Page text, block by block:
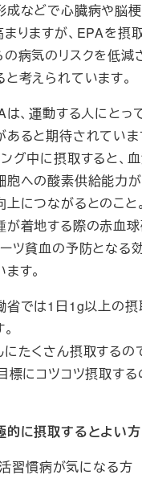
成などで心臓病や脳
まりますが、EPAを摂
の病気のリスクを低減
考えられています。
は、運動する人にとっ
あると期待されていま
ング中に摂取すると、
胞への酸素供給能力が
上につながるとのこと
が着地する際の赤血
ーツ貧血の予防となる
す。
省では1日1g以上の摂
にたくさん摂取するの
標にコツコツ摂取す
的に摂取するとよい方
習慣病が気になる方